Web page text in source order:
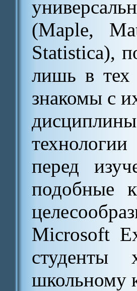
(Maple,
Statistica),
лишь в тех
знакомы с
перед
подобные
Microsoft
школьному